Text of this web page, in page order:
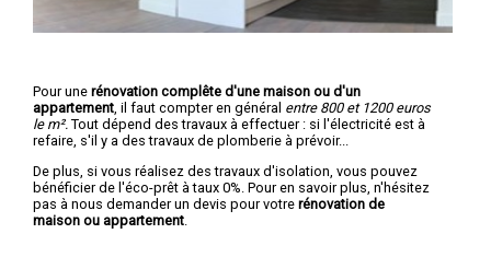
Pour une rénovation complête d'une maison ou d'un
appartement , il faut compter en général entre 800 et 1200 euros
le m². Tout dépend des travaux à effectuer : si l'électricité est à
refaire, s'il y a des travaux de plomberie à prévoir...
De plus, si vous réalisez des travaux d'isolation, vous pouvez
bénéficier de l'éco-prêt à taux 0%. Pour en savoir plus, n'hésitez
pas à nous demander un devis pour votre rénovation de
maison ou appartement